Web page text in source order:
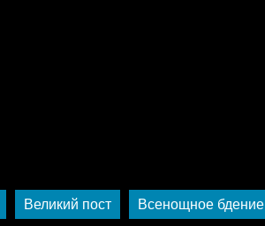
Великий пост Всенощное бдение